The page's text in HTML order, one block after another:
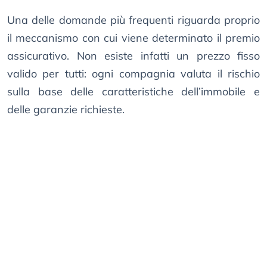
Una delle domande più frequenti riguarda proprio
il meccanismo con cui viene determinato il premio
assicurativo. Non esiste infatti un prezzo fisso
valido per tutti: ogni compagnia valuta il rischio
sulla base delle caratteristiche dell’immobile e
delle garanzie richieste.